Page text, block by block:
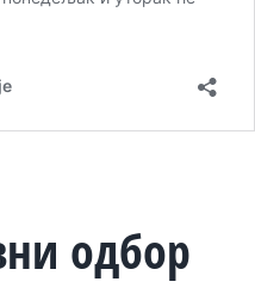
одбор